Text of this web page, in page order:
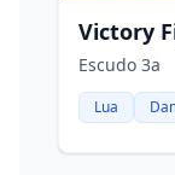
Victory
Escudo 3a
Lua